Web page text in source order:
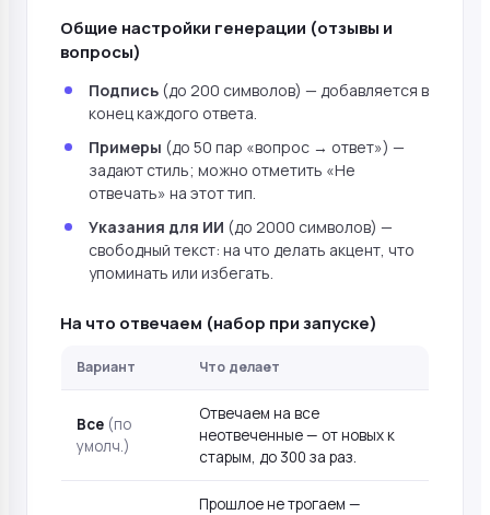
Общие настройки генерации (отзывы и
вопросы)
Подпись (до 200 символов) — добавляется в
конец каждого ответа.
Примеры (до 50 пар «вопрос → ответ») —
задают стиль; можно отметить «Не
отвечать» на этот тип.
Указания для ИИ (до 2000 символов) —
свободный текст: на что делать акцент, что
упоминать или избегать.
На что отвечаем (набор при запуске)
Вариант Что делает
Все (по
умолч.)
Отвечаем на все
неотвеченные — от новых к
старым, до 300 за раз.
Прошлое не трогаем —